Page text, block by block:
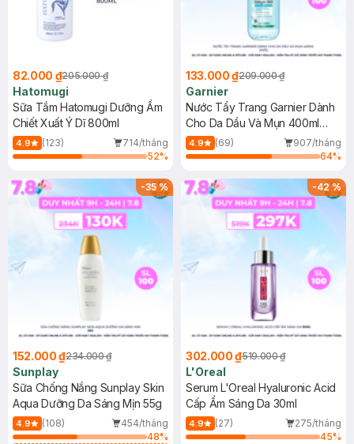
82.000 ₫205.000 ₫
Hatomugi
Sữa Tắm Hatomugi Dưỡng Ẩm
Chiết Xuất Ý Dĩ 800ml
4.9 (123)
714/tháng
52%
133.000 ₫209.000 ₫
Garnier
Nước Tẩy Trang Garnier Dành
Cho Da Dầu Và Mụn 400ml
(Mới)
4.9 (69)
907/tháng
64%
-35%
152.000 ₫234.000 ₫
Sunplay
Sữa Chống Nắng Sunplay Skin
Aqua Dưỡng Da Sáng Mịn 55g
4.9 (108)
454/tháng
48%
-42%
302.000 ₫519.000 ₫
L'Oreal
Serum L'Oreal Hyaluronic Acid
Cấp Ẩm Sáng Da 30ml
4.9 (27)
275/tháng
45%